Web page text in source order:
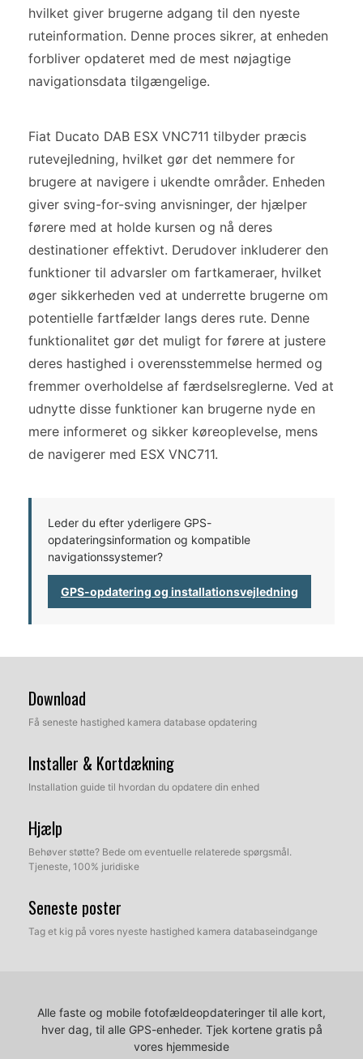
hvilket giver brugerne adgang til den nyeste
ruteinformation. Denne proces sikrer, at enheden
forbliver opdateret med de mest nøjagtige
navigationsdata tilgængelige.
Fiat Ducato DAB ESX VNC711 tilbyder præcis
rutevejledning, hvilket gør det nemmere for
brugere at navigere i ukendte områder. Enheden
giver sving-for-sving anvisninger, der hjælper
førere med at holde kursen og nå deres
destinationer effektivt. Derudover inkluderer den
funktioner til advarsler om fartkameraer, hvilket
øger sikkerheden ved at underrette brugerne om
potentielle fartfælder langs deres rute. Denne
funktionalitet gør det muligt for førere at justere
deres hastighed i overensstemmelse hermed og
fremmer overholdelse af færdselsreglerne. Ved at
udnytte disse funktioner kan brugerne nyde en
mere informeret og sikker køreoplevelse, mens
de navigerer med ESX VNC711.
Leder du efter yderligere GPS-
opdateringsinformation og kompatible
navigationssystemer?
GPS-opdatering og installationsvejledning
Download
Få seneste hastighed kamera database opdatering
Installer & Kortdækning
Installation guide til hvordan du opdatere din enhed
Hjælp
Behøver støtte? Bede om eventuelle relaterede spørgsmål.
Tjeneste, 100% juridiske
Seneste poster
Tag et kig på vores nyeste hastighed kamera databaseindgange
Alle faste og mobile fotofældeopdateringer til alle kort,
hver dag, til alle GPS-enheder. Tjek kortene gratis på
vores hjemmeside